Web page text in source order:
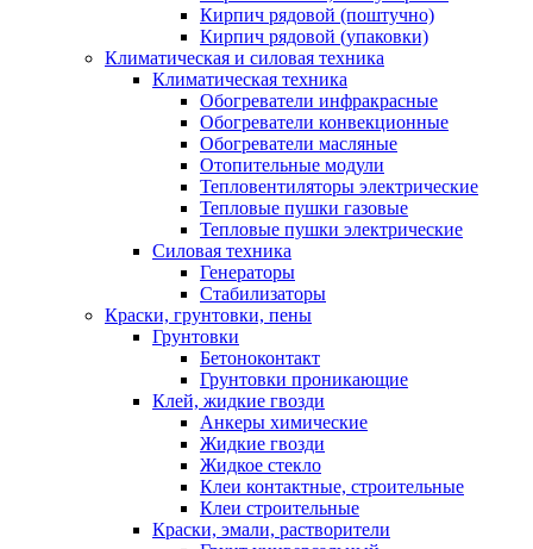
Кирпич рядовой (поштучно)
Кирпич рядовой (упаковки)
Климатическая и силовая техника
Климатическая техника
Обогреватели инфракрасные
Обогреватели конвекционные
Обогреватели масляные
Отопительные модули
Тепловентиляторы электрические
Тепловые пушки газовые
Тепловые пушки электрические
Силовая техника
Генераторы
Стабилизаторы
Краски, грунтовки, пены
Грунтовки
Бетоноконтакт
Грунтовки проникающие
Клей, жидкие гвозди
Анкеры химические
Жидкие гвозди
Жидкое стекло
Клеи контактные, строительные
Клеи строительные
Краски, эмали, растворители